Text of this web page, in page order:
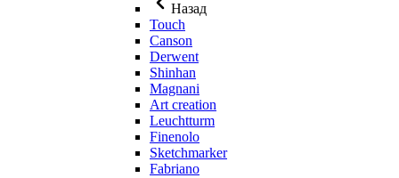
Назад
Touch
Canson
Derwent
Shinhan
Magnani
Art creation
Leuchtturm
Finenolo
Sketchmarker
Fabriano